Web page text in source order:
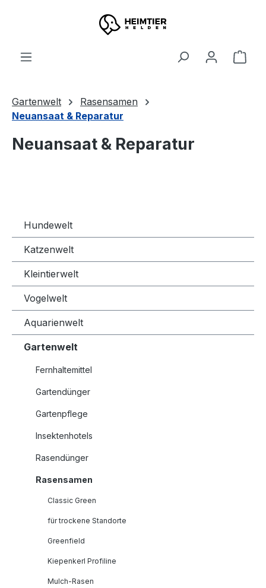
Zum Hauptinhalt springen
Gartenwelt
Rasensamen
Neuansaat & Reparatur
Neuansaat & Reparatur
Hundewelt
Katzenwelt
Kleintierwelt
Vogelwelt
Aquarienwelt
Gartenwelt
Fernhaltemittel
Gartendünger
Gartenpflege
Insektenhotels
Rasendünger
Rasensamen
Classic Green
für trockene Standorte
Greenfield
Kiepenkerl Profiline
Mulch-Rasen